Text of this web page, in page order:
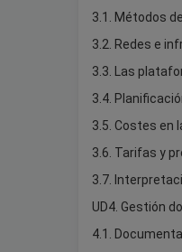
3.1. Métodos
3.2. Redes e
3.3. Las
3.4.
3.5. Costes en
3.6. Tarifas y
3.7.
UD4. Gestión
4.1.